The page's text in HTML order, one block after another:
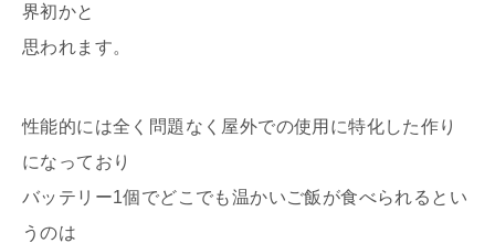
界初かと
思われます。
性能的には全く問題なく屋外での使用に特化した作り
になっており
バッテリー1個でどこでも温かいご飯が食べられるとい
うのは